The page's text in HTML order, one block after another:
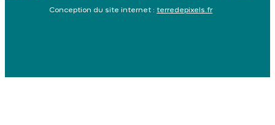
Conception du site internet :terredepixels.fr